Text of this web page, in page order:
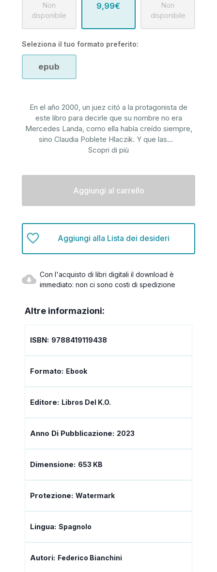
Non
disponibile
9,99€
Non
disponibile
Seleziona il tuo formato preferito:
epub
En el año 2000, un juez citó a la protagonista de
este libro para decirle que su nombre no era
Mercedes Landa, como ella había creído siempre,
sino Claudia Poblete Hlaczik. Y que las...
Scopri di più
Aggiungi alla Lista dei desideri
Con l'acquisto di libri digitali il download è
immediato: non ci sono costi di spedizione
Altre informazioni:
ISBN: 9788419119438
Formato: Ebook
Editore: Libros Del K.O.
Anno Di Pubblicazione: 2023
Dimensione: 653 KB
Protezione: Watermark
Lingua: Spagnolo
Autori: Federico Bianchini